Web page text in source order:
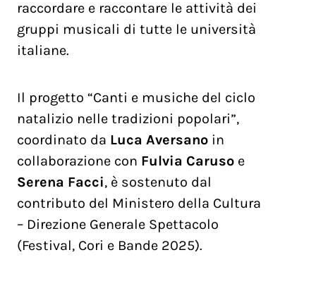
raccordare e raccontare le attività dei
gruppi musicali di tutte le università
italiane.
Il progetto “Canti e musiche del ciclo
natalizio nelle tradizioni popolari”,
coordinato da Luca Aversano in
collaborazione con Fulvia Caruso e
Serena Facci, è sostenuto dal
contributo del Ministero della Cultura
– Direzione Generale Spettacolo
(Festival, Cori e Bande 2025).